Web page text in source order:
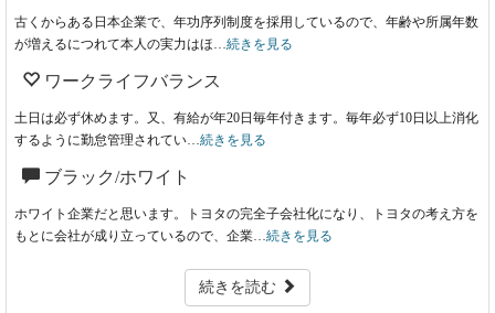
古くからある日本企業で、年功序列制度を採用しているので、年齢や所属年数
が増えるにつれて本人の実力はほ… 続きを見る
ワークライフバランス
土日は必ず休めます。又、有給が年20日毎年付きます。毎年必ず10日以上消化
するように勤怠管理されてい… 続きを見る
ブラック/ホワイト
ホワイト企業だと思います。トヨタの完全子会社化になり、トヨタの考え方を
もとに会社が成り立っているので、企業… 続きを見る
続きを読む